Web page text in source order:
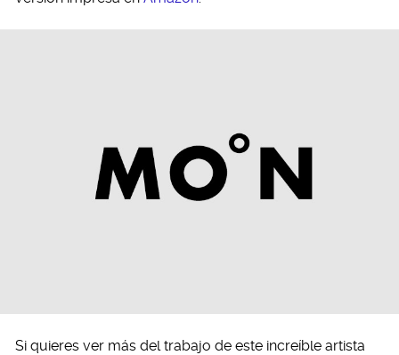
Si quieres ver más del trabajo de este increíble artista